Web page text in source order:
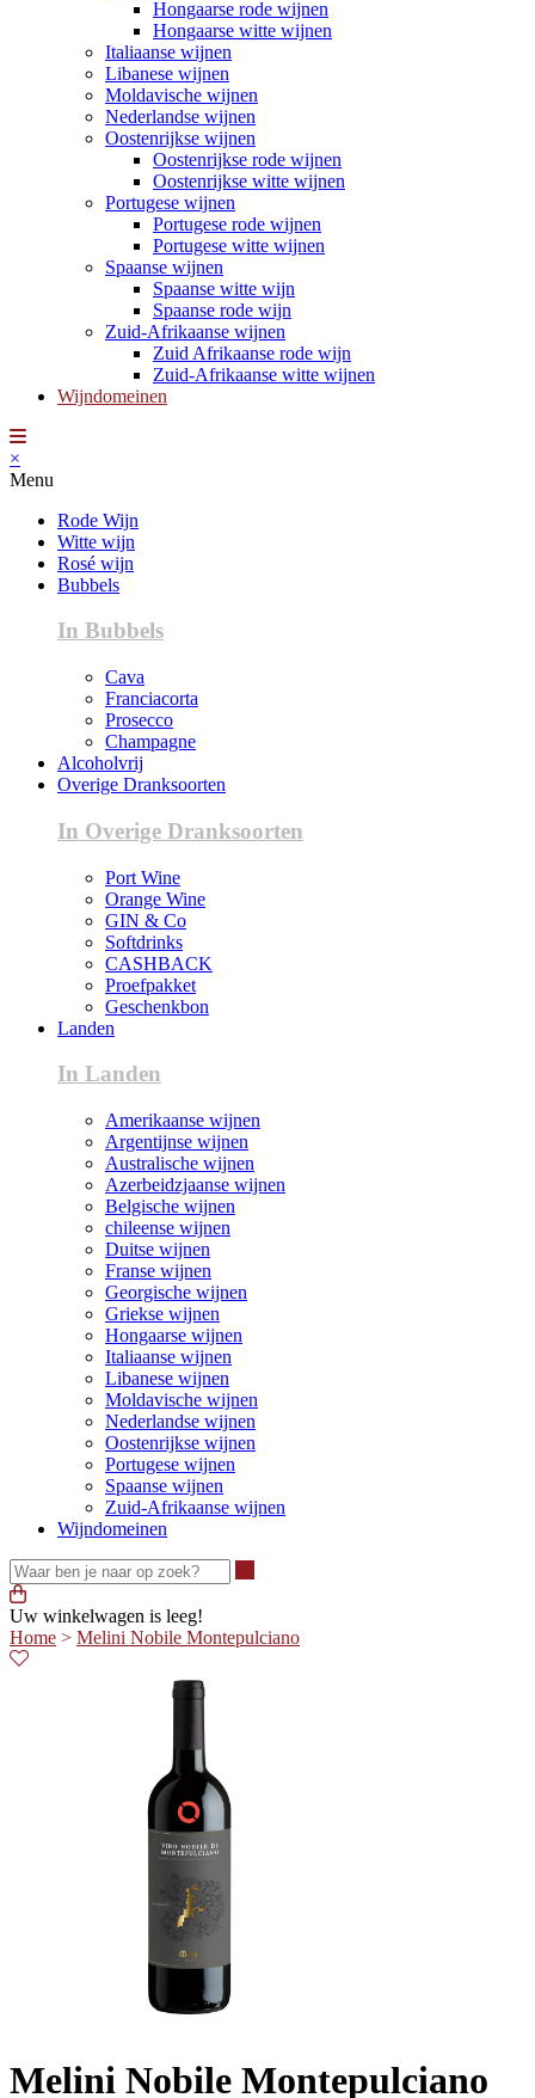
Hongaarse rode wijnen
Hongaarse witte wijnen
Italiaanse wijnen
Libanese wijnen
Moldavische wijnen
Nederlandse wijnen
Oostenrijkse wijnen
Oostenrijkse rode wijnen
Oostenrijkse witte wijnen
Portugese wijnen
Portugese rode wijnen
Portugese witte wijnen
Spaanse wijnen
Spaanse witte wijn
Spaanse rode wijn
Zuid-Afrikaanse wijnen
Zuid Afrikaanse rode wijn
Zuid-Afrikaanse witte wijnen
Wijndomeinen
×
Menu
Rode Wijn
Witte wijn
Rosé wijn
Bubbels
In Bubbels
Cava
Franciacorta
Prosecco
Champagne
Alcoholvrij
Overige Dranksoorten
In Overige Dranksoorten
Port Wine
Orange Wine
GIN & Co
Softdrinks
CASHBACK
Proefpakket
Geschenkbon
Landen
In Landen
Amerikaanse wijnen
Argentijnse wijnen
Australische wijnen
Azerbeidzjaanse wijnen
Belgische wijnen
chileense wijnen
Duitse wijnen
Franse wijnen
Georgische wijnen
Griekse wijnen
Hongaarse wijnen
Italiaanse wijnen
Libanese wijnen
Moldavische wijnen
Nederlandse wijnen
Oostenrijkse wijnen
Portugese wijnen
Spaanse wijnen
Zuid-Afrikaanse wijnen
Wijndomeinen
Uw winkelwagen is leeg!
Home > Melini Nobile Montepulciano
Melini Nobile Montepulciano